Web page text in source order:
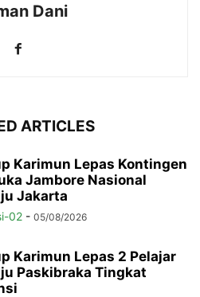
Dani
ARTICLES
Karimun Lepas Kontingen
Jambore Nasional
Jakarta
02 - 05/08/2026
Karimun Lepas 2 Pelajar
Paskibraka Tingkat